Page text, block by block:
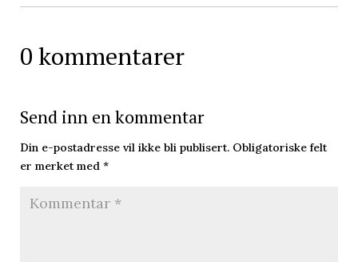
0 kommentarer
Send inn en kommentar
Din e-postadresse vil ikke bli publisert. Obligatoriske felt
er merket med *